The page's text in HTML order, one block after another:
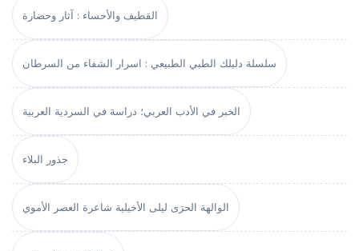
القطيف والأحساء : آثار وحضارة
سلسلة دليلك الطبي الطبيعي : اسرار الشفاء من السرطان
الخبر في الأدب العربي؛ دراسة في السردية العربية
جذور البلاء
الوالهة الحرَى ليلى الأخيلية شاعرة العصر الأموي